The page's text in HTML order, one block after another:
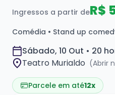
Ingressos a partir deR$
Comédia • Stand up
Sábado, 10 Out • 20
Teatro Murialdo (Abrir
Parcele em até12x